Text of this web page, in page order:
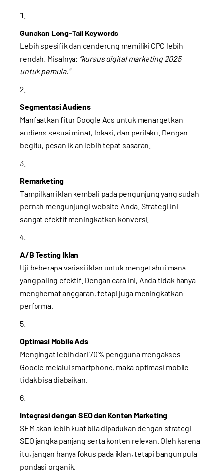
Gunakan Long-Tail Keywords
Lebih spesifik dan cenderung memiliki CPC lebih
rendah. Misalnya: “kursus digital marketing 2025
untuk pemula.”
Segmentasi Audiens
Manfaatkan fitur Google Ads untuk menargetkan
audiens sesuai minat, lokasi, dan perilaku. Dengan
begitu, pesan iklan lebih tepat sasaran.
Remarketing
Tampilkan iklan kembali pada pengunjung yang sudah
pernah mengunjungi website Anda. Strategi ini
sangat efektif meningkatkan konversi.
A/B Testing Iklan
Uji beberapa variasi iklan untuk mengetahui mana
yang paling efektif. Dengan cara ini, Anda tidak hanya
menghemat anggaran, tetapi juga meningkatkan
performa.
Optimasi Mobile Ads
Mengingat lebih dari 70% pengguna mengakses
Google melalui smartphone, maka optimasi mobile
tidak bisa diabaikan.
Integrasi dengan SEO dan Konten Marketing
SEM akan lebih kuat bila dipadukan dengan strategi
SEO jangka panjang serta konten relevan. Oleh karena
itu, jangan hanya fokus pada iklan, tetapi bangun pula
pondasi organik.